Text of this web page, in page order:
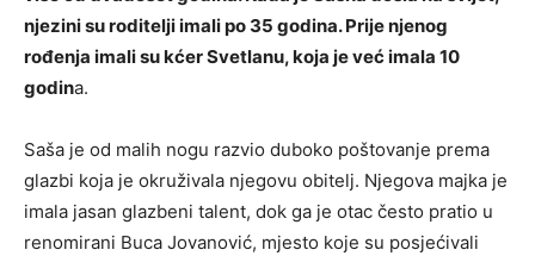
njezini su roditelji imali po 35 godina. Prije njenog
rođenja imali su kćer Svetlanu, koja je već imala 10
godina.
Saša je od malih nogu razvio duboko poštovanje prema
glazbi koja je okruživala njegovu obitelj. Njegova majka je
imala jasan glazbeni talent, dok ga je otac često pratio u
renomirani Buca Jovanović, mjesto koje su posjećivali